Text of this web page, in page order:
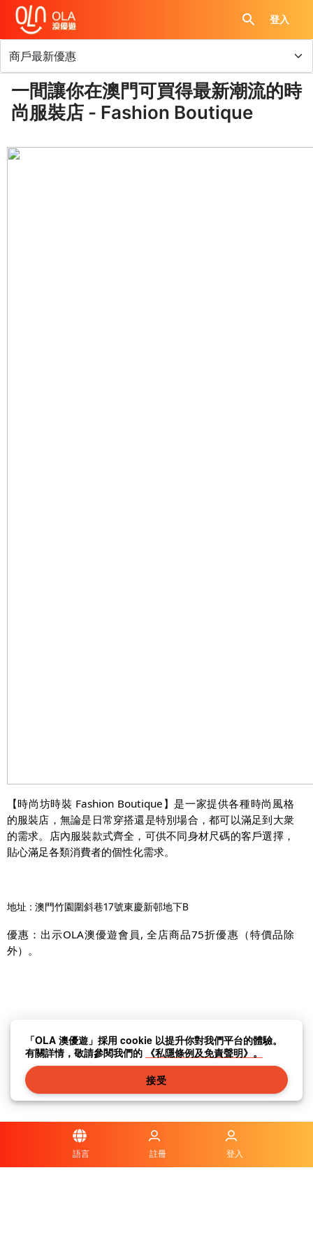
登入
一間讓你在澳門可買得最新潮流的時
尚服裝店 - Fashion Boutique
【時尚坊時裝 Fashion Boutique 】是一家提供各種時尚風格
的服裝店，無論是日常穿搭還是特別場合，都可以滿足到大衆
的需求。 店內服裝款式齊全 ， 可供不同身材尺碼的客戶選擇，
貼心滿足各類消費者的個性化需求。
地址 : 澳門竹園圍斜巷17號東慶新邨地下B
優惠：出示OLA澳優遊會員 ,全店商品75折優惠（特價品除
外）。
語言 註冊 登入
「OLA 澳優遊」採用 cookie 以提升你對我們平台的體驗。
有關詳情，敬請參閱我們的 《私隱條例及免責聲明》。
接受